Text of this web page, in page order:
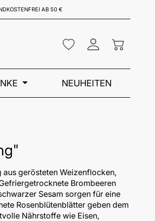
AB 50 €
Du hast 0 Produkte
NEUHEITEN
gerösteten Weizenflocken,
Brombeeren
Sesam sorgen für eine
Rosenblütenblätter geben dem
Nährstoffe wie Eisen,